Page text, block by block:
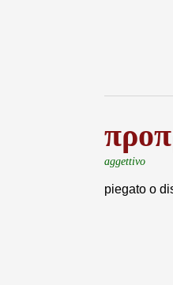
aggettivo
piegato o